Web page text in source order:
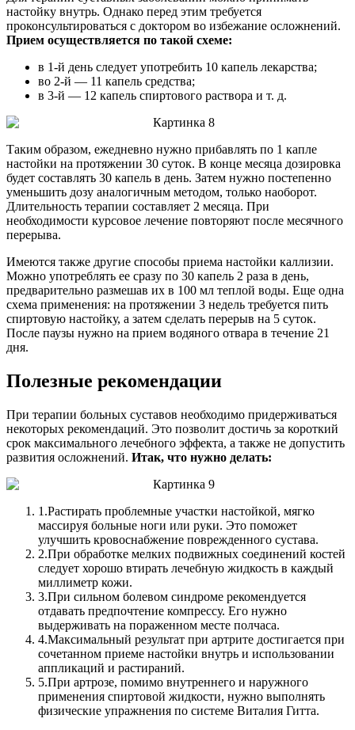
настойку внутрь. Однако перед этим требуется
проконсультироваться с доктором во избежание осложнений.
Прием осуществляется по такой схеме:
в 1-й день следует употребить 10 капель лекарства;
во 2-й — 11 капель средства;
в 3-й — 12 капель спиртового раствора и т. д.
Таким образом, ежедневно нужно прибавлять по 1 капле
настойки на протяжении 30 суток. В конце месяца дозировка
будет составлять 30 капель в день. Затем нужно постепенно
уменьшить дозу аналогичным методом, только наоборот.
Длительность терапии составляет 2 месяца. При
необходимости курсовое лечение повторяют после месячного
перерыва.
Имеются также другие способы приема настойки каллизии.
Можно употреблять ее сразу по 30 капель 2 раза в день,
предварительно размешав их в 100 мл теплой воды. Еще одна
схема применения: на протяжении 3 недель требуется пить
спиртовую настойку, а затем сделать перерыв на 5 суток.
После паузы нужно на прием водяного отвара в течение 21
дня.
Полезные рекомендации
При терапии больных суставов необходимо придерживаться
некоторых рекомендаций. Это позволит достичь за короткий
срок максимального лечебного эффекта, а также не допустить
развития осложнений. Итак, что нужно делать:
1.Растирать проблемные участки настойкой, мягко
массируя больные ноги или руки. Это поможет
улучшить кровоснабжение поврежденного сустава.
2.При обработке мелких подвижных соединений костей
следует хорошо втирать лечебную жидкость в каждый
миллиметр кожи.
3.При сильном болевом синдроме рекомендуется
отдавать предпочтение компрессу. Его нужно
выдерживать на пораженном месте полчаса.
4.Максимальный результат при артрите достигается при
сочетанном приеме настойки внутрь и использовании
аппликаций и растираний.
5.При артрозе, помимо внутреннего и наружного
применения спиртовой жидкости, нужно выполнять
физические упражнения по системе Виталия Гитта.